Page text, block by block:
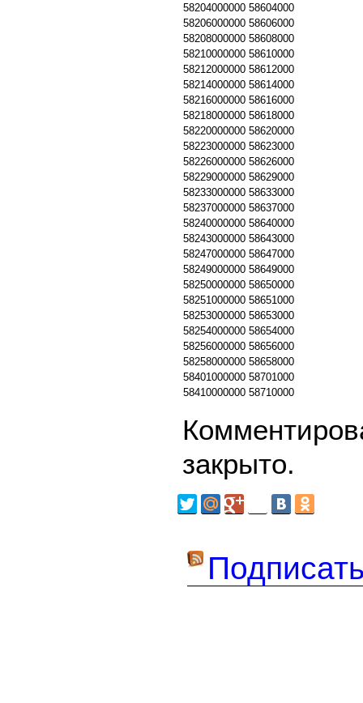
58204000000 58604000
58206000000 58606000
58208000000 58608000
58210000000 58610000
58212000000 58612000
58214000000 58614000
58216000000 58616000
58218000000 58618000
58220000000 58620000
58223000000 58623000
58226000000 58626000
58229000000 58629000
58233000000 58633000
58237000000 58637000
58240000000 58640000
58243000000 58643000
58247000000 58647000
58249000000 58649000
58250000000 58650000
58251000000 58651000
58253000000 58653000
58254000000 58654000
58256000000 58656000
58258000000 58658000
58401000000 58701000
58410000000 58710000
закрыто.